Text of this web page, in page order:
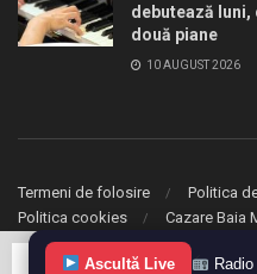
debutează
două piane
10 AUGUST 2026
Termeni de folosire
Politica
Politica cookies
Cazare Baia
© 2020 eMaramures. Toate
Ascultă Live